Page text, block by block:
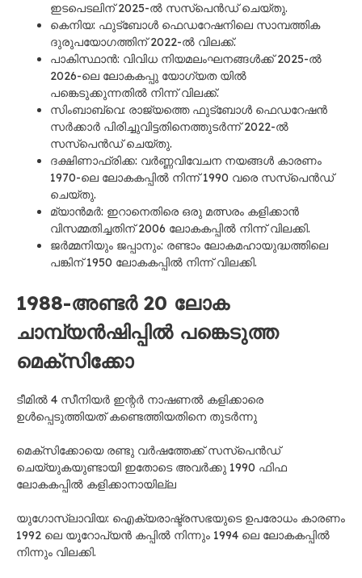
ഇടപെടലിന് 2025-ൽ സസ്പെൻഡ് ചെയ്തു.
കെനിയ: ഫുട്ബോൾ ഫെഡറേഷനിലെ സാമ്പത്തിക
ദുരുപയോഗത്തിന് 2022-ൽ വിലക്ക്.
പാകിസ്ഥാൻ: വിവിധ നിയമലംഘനങ്ങൾക്ക് 2025-ൽ
2026-ലെ ലോകകപ്പു യോഗ്യത യിൽ
പങ്കെടുക്കുന്നതിൽ നിന്ന് വിലക്ക്.
സിംബാബ്‌വെ: രാജ്യത്തെ ഫുട്ബോൾ ഫെഡറേഷൻ
സർക്കാർ പിരിച്ചുവിട്ടതിനെത്തുടർന്ന് 2022-ൽ
സസ്പെൻഡ് ചെയ്തു.
ദക്ഷിണാഫ്രിക്ക: വർണ്ണവിവേചന നയങ്ങൾ കാരണം
1970-ലെ ലോകകപ്പിൽ നിന്ന് 1990 വരെ സസ്പെൻഡ്
ചെയ്തു.
മ്യാൻമർ: ഇറാനെതിരെ ഒരു മത്സരം കളിക്കാൻ
വിസമ്മതിച്ചതിന് 2006 ലോകകപ്പിൽ നിന്ന് വിലക്കി.
ജർമ്മനിയും ജപ്പാനും: രണ്ടാം ലോകമഹായുദ്ധത്തിലെ
പങ്കിന് 1950 ലോകകപ്പിൽ നിന്ന് വിലക്കി.
1988-അണ്ടർ 20 ലോക
ചാമ്പ്യൻഷിപ്പിൽ പങ്കെടുത്ത
മെക്സിക്കോ
ടീമിൽ 4 സീനിയർ ഇന്റർ നാഷണൽ കളിക്കാരെ
ഉൾപ്പെടുത്തിയത് കണ്ടെത്തിയതിനെ തുടർന്നു
മെക്സിക്കോയെ രണ്ടു വർഷത്തേക്ക് സസ്പെൻഡ്
ചെയ്യുകയുണ്ടായി ഇതോടെ അവർക്കു 1990 ഫിഫ
ലോകകപ്പിൽ കളിക്കാനായില്ല
യുഗോസ്ലാവിയ: ഐക്യരാഷ്ട്രസഭയുടെ ഉപരോധം കാരണം
1992 ലെ യൂറോപ്യൻ കപ്പിൽ നിന്നും 1994 ലെ ലോകകപ്പിൽ
നിന്നും വിലക്കി.